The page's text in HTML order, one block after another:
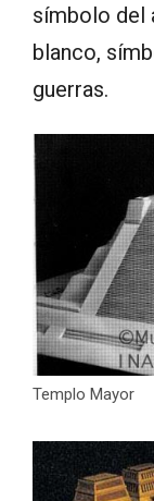
símbolo del
blanco,
guerras.
Templo Mayor